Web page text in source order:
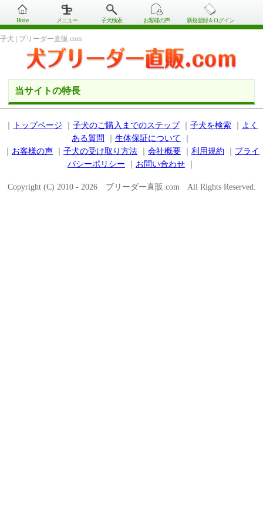
Home メニュー 子犬検索 お客様の声 新規登録＆ログイン
子犬 | ブリーダー直販.com
当サイトの特長
｜ トップページ ｜ 子犬のご購入までのステップ｜ 子犬を検索 ｜ よく
ある質問
｜ 生体保証について ｜
｜ お客様の声 ｜ 子犬の受け取り方法 ｜ 会社概要 ｜ 利用規約 ｜ プライ
バシーポリシー ｜ お問い合わせ ｜
Copyright (C) 2010 - 2026 ブリーダー直販.com All Rights Reserved.